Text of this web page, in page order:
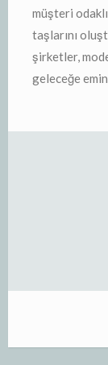
müşteri
taşlarını
şirketler,
geleceğe